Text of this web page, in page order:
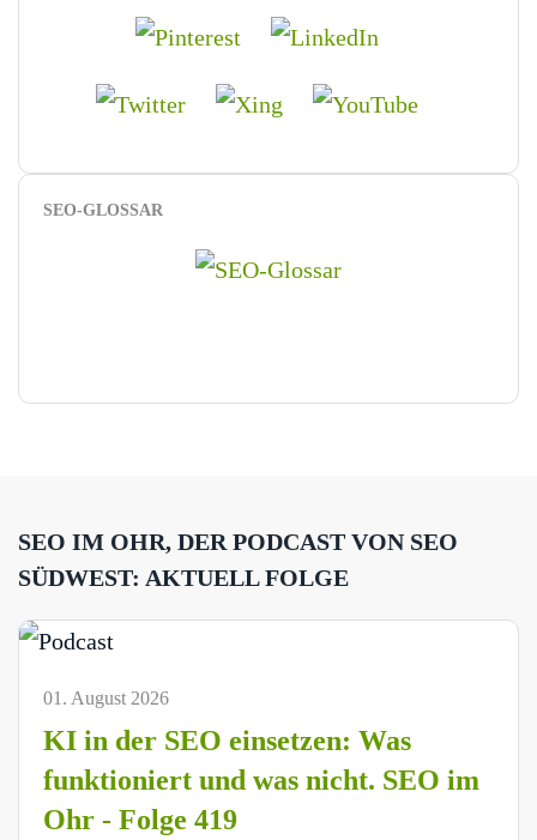
SEO-GLOSSAR
SEO IM OHR, DER PODCAST VON SEO
SÜDWEST: AKTUELL FOLGE
01. August 2026
KI in der SEO einsetzen: Was
funktioniert und was nicht. SEO im
Ohr - Folge 419